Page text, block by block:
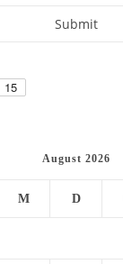
August 2026
M D